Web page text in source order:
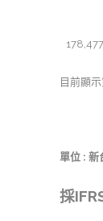
178,477
目前顯
單位 : 新
採